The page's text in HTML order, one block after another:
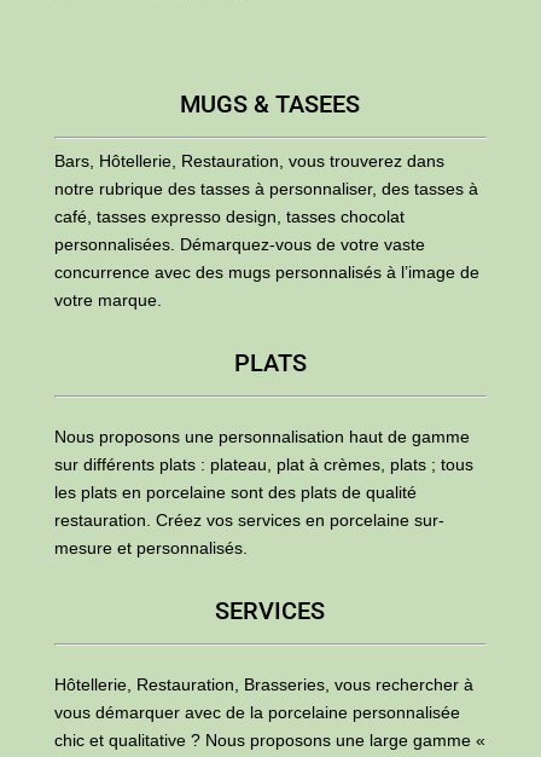
MUGS & TASEES
Bars, Hôtellerie, Restauration, vous trouverez dans
notre rubrique des tasses à personnaliser, des tasses à
café, tasses expresso design, tasses chocolat
personnalisées. Démarquez-vous de votre vaste
concurrence avec des mugs personnalisés à l’image de
votre marque.
PLATS
Nous proposons une personnalisation haut de gamme
sur différents plats : plateau, plat à crèmes, plats ; tous
les plats en porcelaine sont des plats de qualité
restauration. Créez vos services en porcelaine sur-
mesure et personnalisés.
SERVICES
Hôtellerie, Restauration, Brasseries, vous rechercher à
vous démarquer avec de la porcelaine personnalisée
chic et qualitative ? Nous proposons une large gamme «